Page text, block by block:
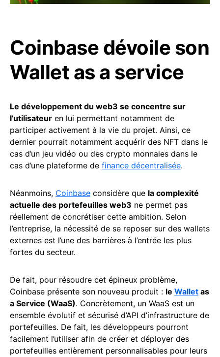
Coinbase dévoile son
Wallet as a service
Le développement du web3 se concentre sur
l’utilisateur en lui permettant notamment de
participer activement à la vie du projet. Ainsi, ce
dernier pourrait notamment acquérir des NFT dans le
cas d’un jeu vidéo ou des crypto monnaies dans le
cas d’une plateforme de finance décentralisée.
Néanmoins, Coinbase considère que la complexité
actuelle des portefeuilles web3 ne permet pas
réellement de concrétiser cette ambition. Selon
l’entreprise, la nécessité de se reposer sur des wallets
externes est l’une des barrières à l’entrée les plus
fortes du secteur.
De fait, pour résoudre cet épineux problème,
Coinbase présente son nouveau produit : le Wallet as
a Service (WaaS). Concrètement, un WaaS est un
ensemble évolutif et sécurisé d’API d’infrastructure de
portefeuilles. De fait, les développeurs pourront
facilement l’utiliser afin de créer et déployer des
portefeuilles entièrement personnalisables pour leurs